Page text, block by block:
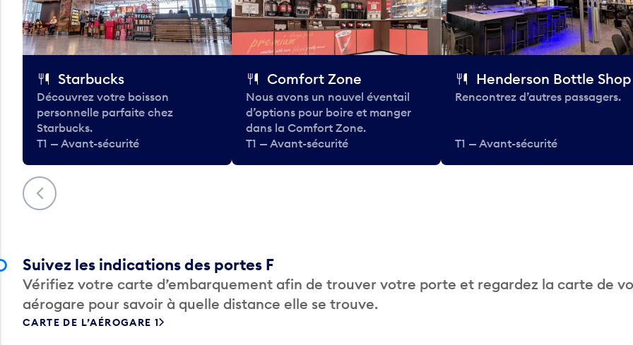
Précédent
Starbucks
Découvrez votre boisson
personnelle parfaite chez
Starbucks.
T1 — Avant-sécurité
Comfort Zone
Nous avons un nouvel éventail
d’options pour boire et manger
dans la Comfort Zone.
T1 — Avant-sécurité
Henderson Bottle Shop
Rencontrez d’autres passagers.
T1 — Avant-sécurité
Suivez les indications des portes F
Vérifiez votre carte d’embarquement afin de trouver votre porte et regardez la carte de
aérogare pour savoir à quelle distance elle se trouve.
CARTE DE L’AÉROGARE 1